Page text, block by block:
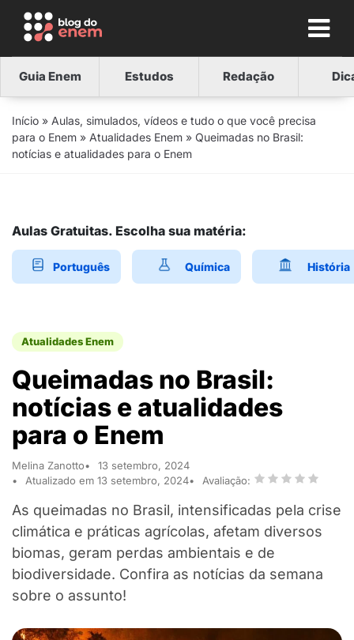
Guia Enem Estudos Redação
Início » Aulas, simulados, vídeos e tudo o que você precisa
para o Enem » Atualidades Enem » Queimadas no Brasil:
notícias e atualidades para o Enem
Aulas Gratuitas. Escolha sua matéria:
Português Química História
Atualidades Enem
Queimadas no Brasil:
notícias e atualidades
para o Enem
Melina Zanotto
13 setembro, 2024
Atualizado em 13 setembro, 2024
Avaliação:
As queimadas no Brasil, intensificadas pela crise
climática e práticas agrícolas, afetam diversos
biomas, geram perdas ambientais e de
biodiversidade. Confira as notícias da semana
sobre o assunto!